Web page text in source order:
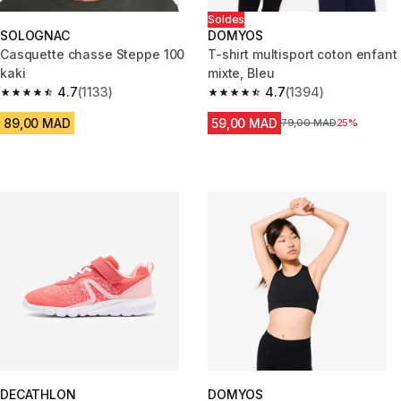
SOLOGNAC
Casquette chasse Steppe 100
kaki
4.7
4.7 out of 5 stars from 1133 reviews
(1133)
89,00 MAD
Soldes
DOMYOS
T-shirt multisport coton enfant
mixte, Bleu
4.7
4.7 out of 5 stars from 1394
(1394)
59,00 MAD Prix avant la réduction
79,00 MAD25%
DECATHLON DOMYOS